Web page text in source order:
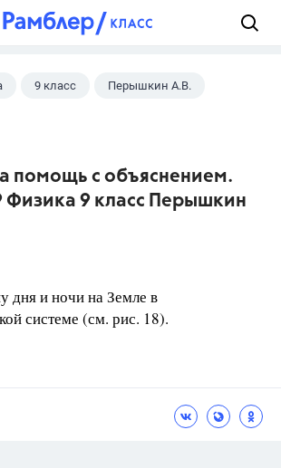
9 класс Перышкин А.В.
помощь с объяснением.
Физика 9 класс Перышкин
дня и ночи на Земле в
системе (см. рис. 18).